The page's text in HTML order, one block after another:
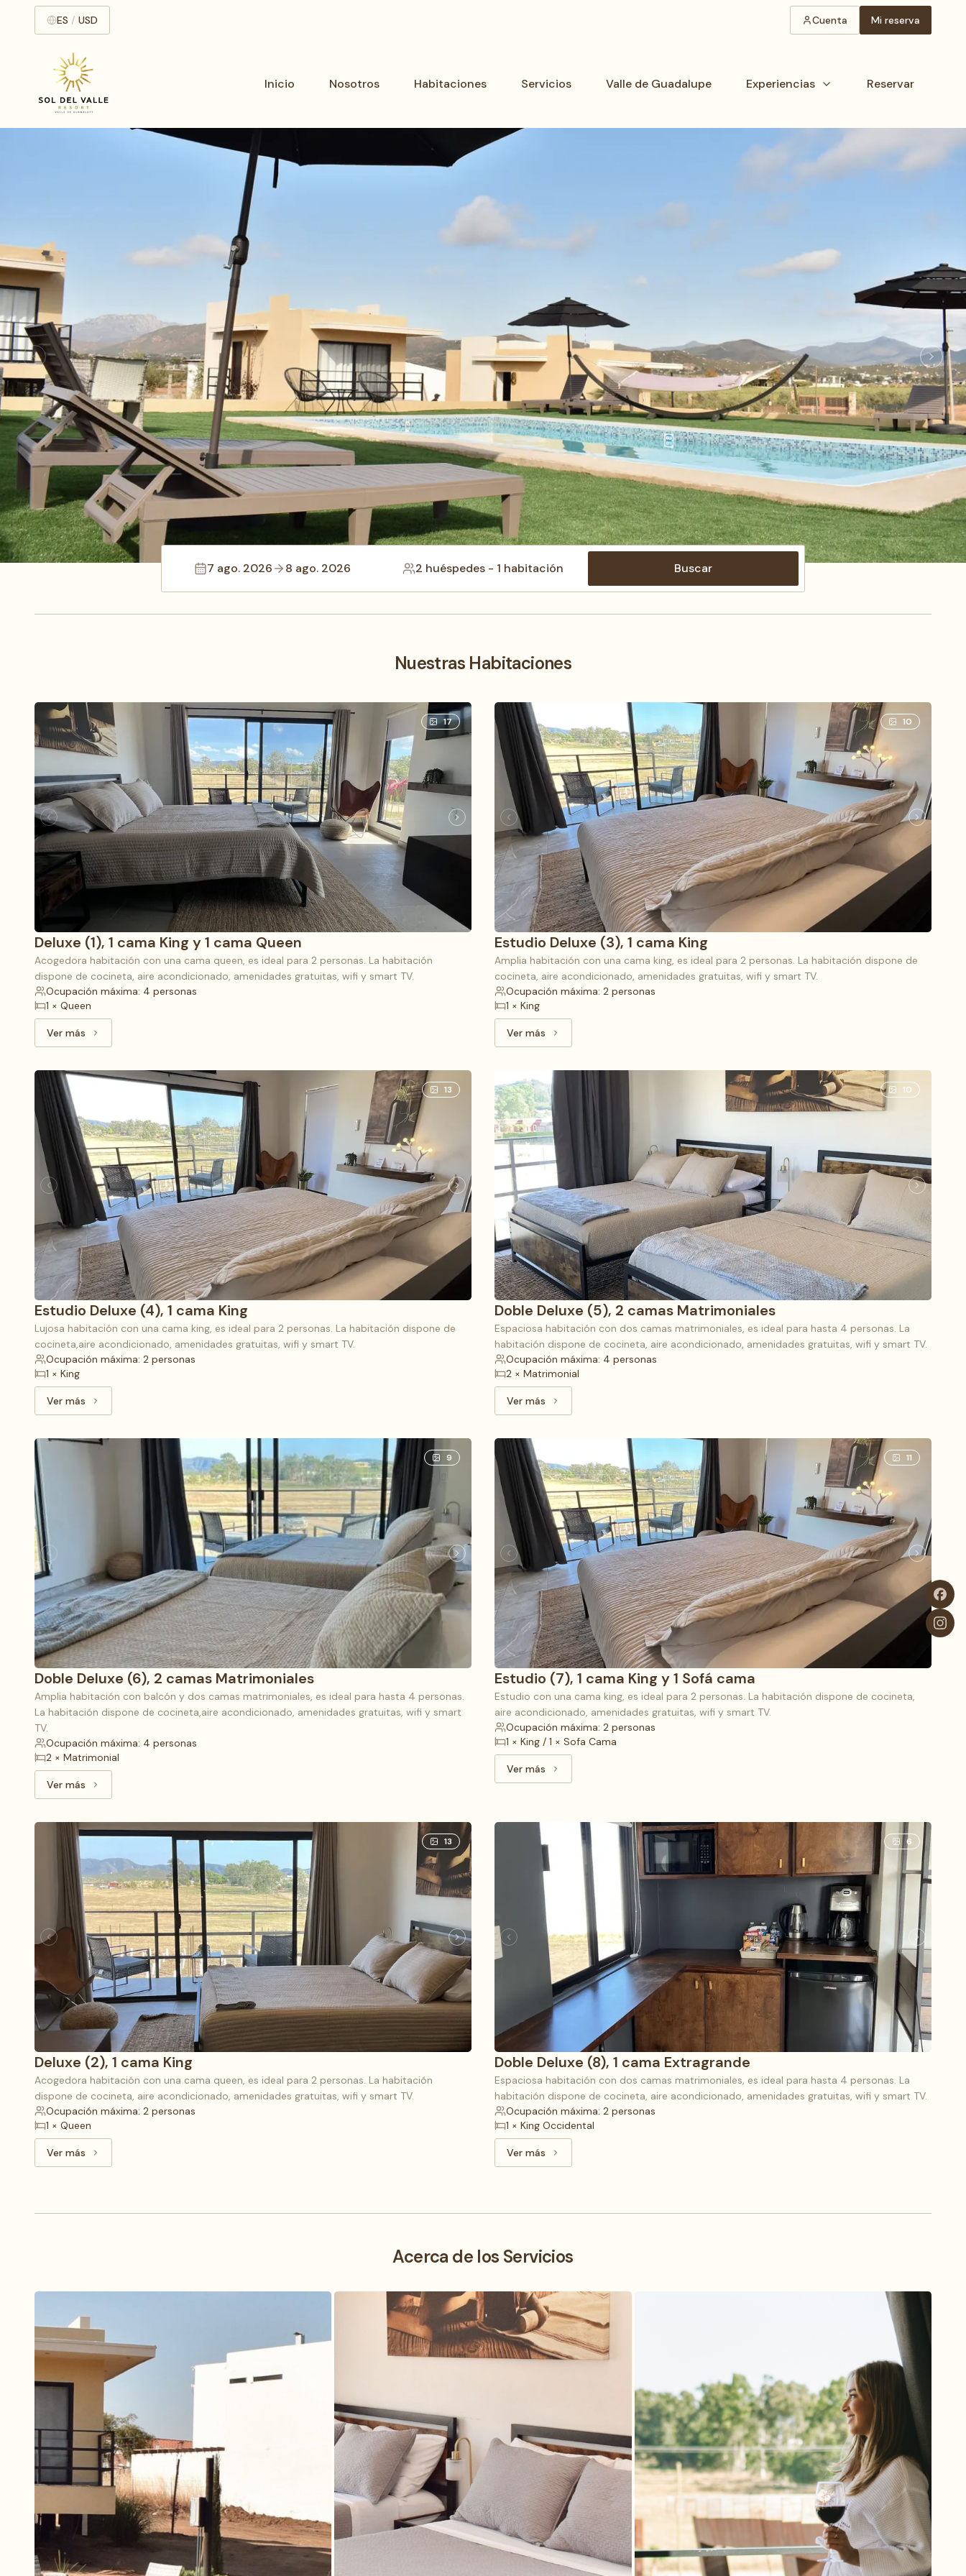
ES / USD Cuenta Mi reserva
Inicio Nosotros Habitaciones Servicios Valle de Guadalupe Experiencias Reservar
7 ago. 2026 8 ago. 2026 2 huéspedes - 1 habitación Buscar
Nuestras Habitaciones
17
Deluxe (1), 1 cama King y 1 cama Queen
Acogedora habitación con una cama queen, es ideal para 2 personas. La habitación
dispone de cocineta, aire acondicionado, amenidades gratuitas, wifi y smart TV.
Ocupación máxima: 4 personas
1 × Queen
Ver másVer más: Deluxe (1), 1 cama King y 1 cama Queen
10
Estudio Deluxe (3), 1 cama King
Amplia habitación con una cama king, es ideal para 2 personas. La habitación dispone de
cocineta, aire acondicionado, amenidades gratuitas, wifi y smart TV.
Ocupación máxima: 2 personas
1 × King
Ver másVer más: Estudio Deluxe (3), 1 cama King
13
Estudio Deluxe (4), 1 cama King
Lujosa habitación con una cama king, es ideal para 2 personas. La habitación dispone de
cocineta,aire acondicionado, amenidades gratuitas, wifi y smart TV.
Ocupación máxima: 2 personas
1 × King
Ver másVer más: Estudio Deluxe (4), 1 cama King
10
Doble Deluxe (5), 2 camas Matrimoniales
Espaciosa habitación con dos camas matrimoniales, es ideal para hasta 4 personas. La
habitación dispone de cocineta, aire acondicionado, amenidades gratuitas, wifi y smart TV.
Ocupación máxima: 4 personas
2 × Matrimonial
Ver másVer más: Doble Deluxe (5), 2 camas Matrimoniales
9
Doble Deluxe (6), 2 camas Matrimoniales
Amplia habitación con balcón y dos camas matrimoniales, es ideal para hasta 4 personas.
La habitación dispone de cocineta,aire acondicionado, amenidades gratuitas, wifi y smart
TV.
Ocupación máxima: 4 personas
2 × Matrimonial
Ver másVer más: Doble Deluxe (6), 2 camas Matrimoniales
11
Estudio (7), 1 cama King y 1 Sofá cama
Estudio con una cama king, es ideal para 2 personas. La habitación dispone de cocineta,
aire acondicionado, amenidades gratuitas, wifi y smart TV.
Ocupación máxima: 2 personas
1 × King / 1 × Sofa Cama
Ver másVer más: Estudio (7), 1 cama King y 1 Sofá cama
13
Deluxe (2), 1 cama King
Acogedora habitación con una cama queen, es ideal para 2 personas. La habitación
dispone de cocineta, aire acondicionado, amenidades gratuitas, wifi y smart TV.
Ocupación máxima: 2 personas
1 × Queen
Ver másVer más: Deluxe (2), 1 cama King
6
Doble Deluxe (8), 1 cama Extragrande
Espaciosa habitación con dos camas matrimoniales, es ideal para hasta 4 personas. La
habitación dispone de cocineta, aire acondicionado, amenidades gratuitas, wifi y smart TV.
Ocupación máxima: 2 personas
1 × King Occidental
Ver másVer más: Doble Deluxe (8), 1 cama Extragrande
Acerca de los Servicios